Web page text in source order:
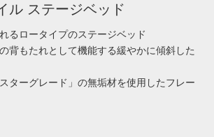
ル ステージベッド
るロータイプのステージベッド
背もたれとして機能する緩やかに傾斜した
ターグレード」の無垢材を使用したフレー